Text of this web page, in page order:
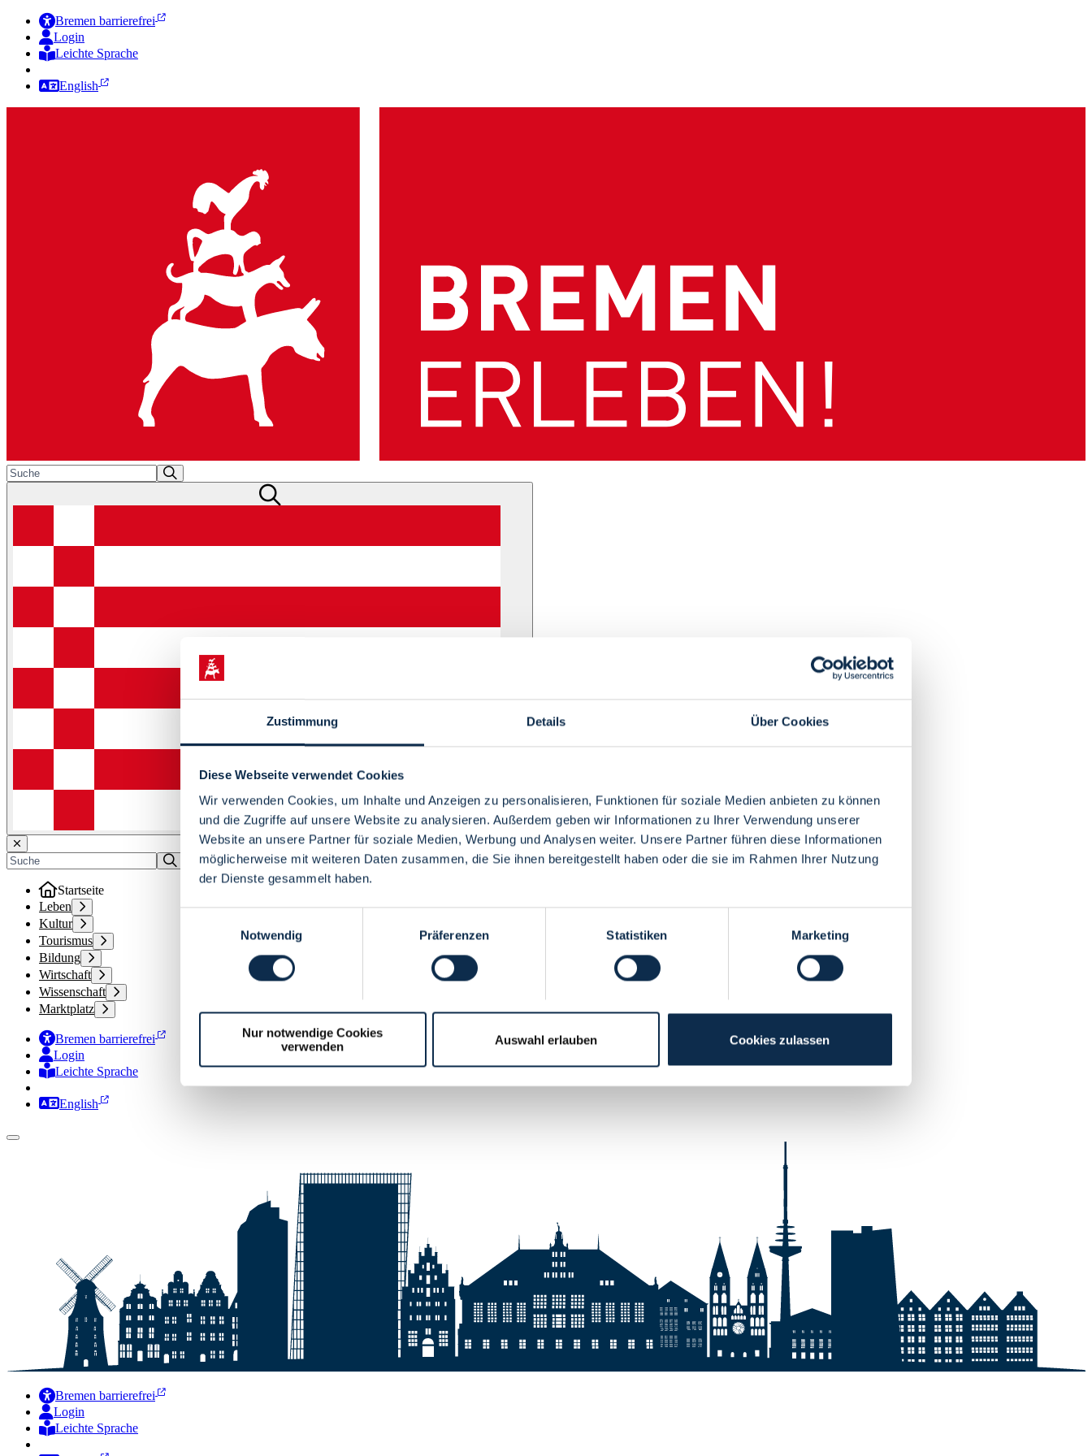
Zustimmung Details Über Cookies
Diese Webseite verwendet Cookies
Wir verwenden Cookies, um Inhalte und Anzeigen zu personalisieren, Funktionen für soziale Medien anbieten zu können
und die Zugriffe auf unsere Website zu analysieren. Außerdem geben wir Informationen zu Ihrer Verwendung unserer
Website an unsere Partner für soziale Medien, Werbung und Analysen weiter. Unsere Partner führen diese Informationen
möglicherweise mit weiteren Daten zusammen, die Sie ihnen bereitgestellt haben oder die sie im Rahmen Ihrer Nutzung
der Dienste gesammelt haben.
Notwendig
Präferenzen Statistiken Marketing
Nur notwendige Cookies
verwenden
Auswahl erlauben Cookies zulassen
Bremen barrierefrei
Login
Leichte Sprache
English
Menü
Startseite
Leben
Kultur
Tourismus
Bildung
Wirtschaft
Wissenschaft
Marktplatz
Bremen barrierefrei
Login
Leichte Sprache
Zur Deutschen Gebärdensprache
English
Bremen barrierefrei
Login
Leichte Sprache